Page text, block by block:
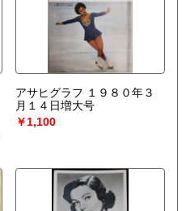
アサヒグラフ １９８０年３
月１４日増大号
￥1,100